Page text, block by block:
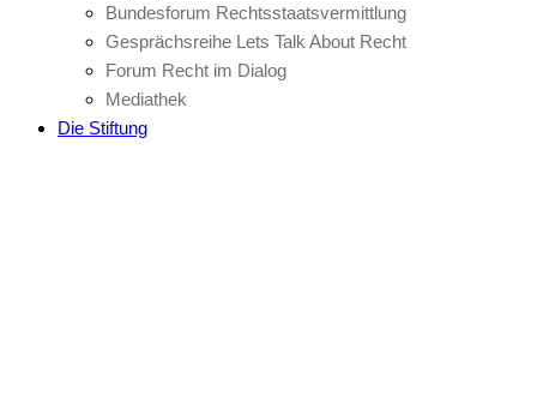
Bundesforum Rechtsstaatsvermittlung
Gesprächsreihe Lets Talk About Recht
Forum Recht im Dialog
Mediathek
Die Stiftung